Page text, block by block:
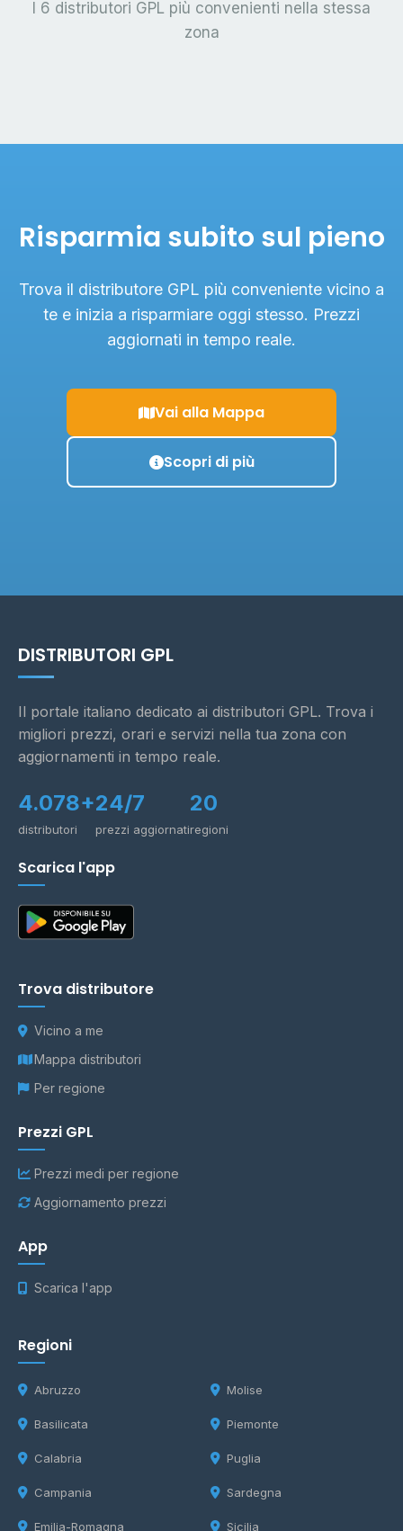
I 6 distributori GPL più convenienti nella stessa
zona
Risparmia subito sul pieno
Trova il distributore GPL più conveniente vicino a
te e inizia a risparmiare oggi stesso. Prezzi
aggiornati in tempo reale.
Vai alla Mappa
Scopri di più
DISTRIBUTORI GPL
Il portale italiano dedicato ai distributori GPL. Trova i
migliori prezzi, orari e servizi nella tua zona con
aggiornamenti in tempo reale.
4.078+
distributori
24/7
prezzi aggiornati
20
regioni
Scarica l'app
Trova distributore
Vicino a me
Mappa distributori
Per regione
Prezzi GPL
Prezzi medi per regione
Aggiornamento prezzi
App
Scarica l'app
Regioni
Abruzzo
Basilicata
Calabria
Campania
Emilia-Romagna
Molise
Piemonte
Puglia
Sardegna
Sicilia